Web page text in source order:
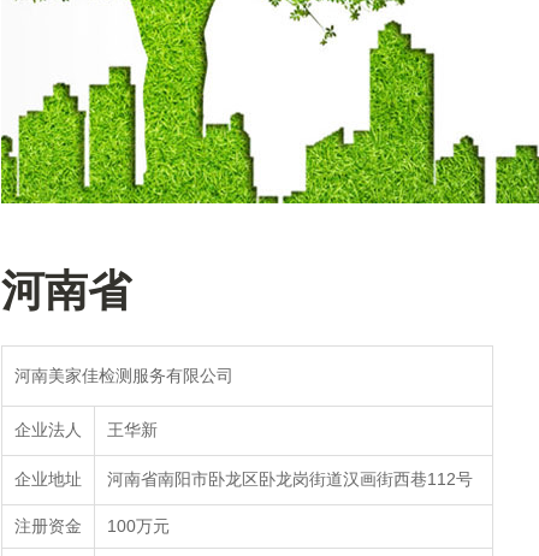
河南省
河南美家佳检测服务有限公司
企业法人 王华新
企业地址 河南省南阳市卧龙区卧龙岗街道汉画街西巷112号
注册资金 100万元